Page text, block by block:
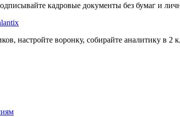
кадровые документы без бумаг и
настройте воронку, собирайте аналитику в 2